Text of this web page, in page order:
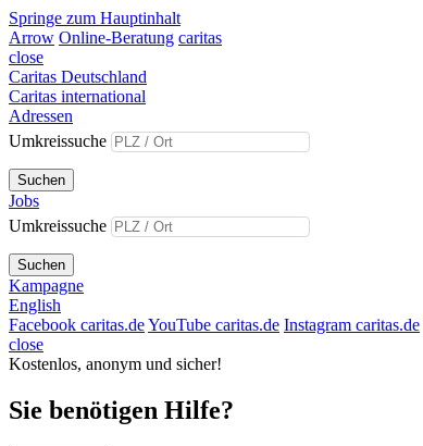
Springe zum Hauptinhalt
Arrow Online-Beratung caritas
close
Caritas Deutschland
Caritas international
Adressen
Umkreissuche
Suchen
Jobs
Umkreissuche
Suchen
Kampagne
English
Facebook caritas.deYouTube caritas.de Instagram caritas.de
close
Kostenlos, anonym und sicher!
Sie benötigen Hilfe?